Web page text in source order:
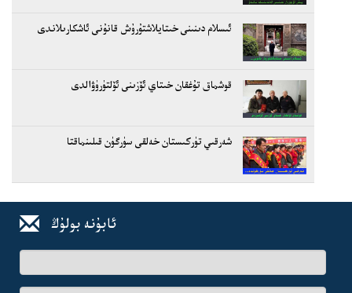
ئىسلام دىنىنى خىتايلاشتۇرۇش قانۇنى ئاشكارىلاندى
قوشماق تۇغقان خىتاي ئۆزىنى ئۆلتۈرۈۋالدى
شەرقىي تۈركىستان خەلقى سۈرگۈن قىلىنماقتا
ئابۇنە بولۇڭ
ئىسىم-
فامىلىڭىز